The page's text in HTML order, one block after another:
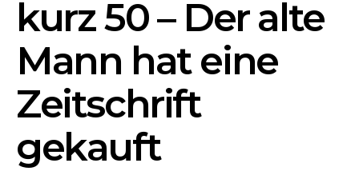
kurz 50 – Der alte
Mann hat eine
Zeitschrift
gekauft